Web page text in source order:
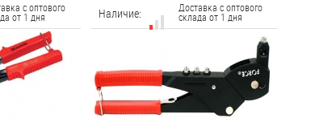
с оптового
от 1 дня Наличие: Доставка с оптового
склада от 1 дня